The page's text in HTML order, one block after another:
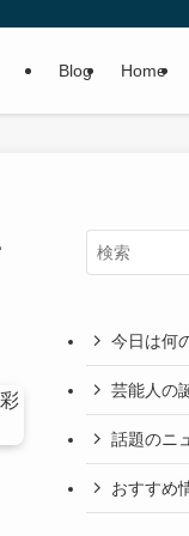
Blog Home
今日は何
芸能人の
話題のニ
おすすめ